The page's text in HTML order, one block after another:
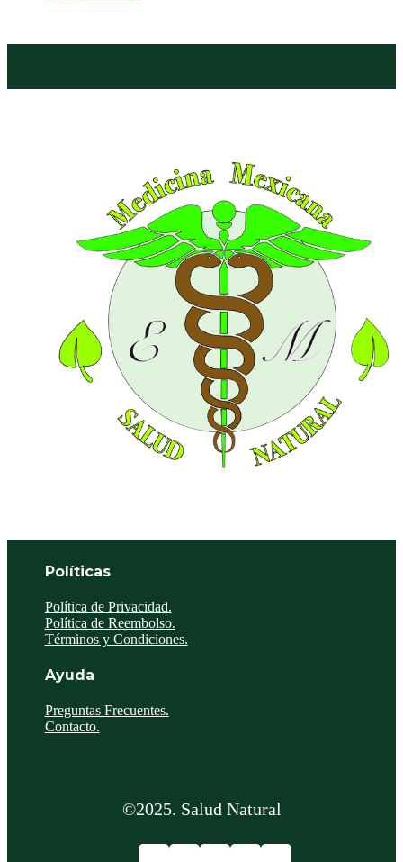
Políticas
Política de Privacidad.
Política de Reembolso.
Términos y Condiciones.
Ayuda
Preguntas Frecuentes.
Contacto.
©2025. Salud Natural